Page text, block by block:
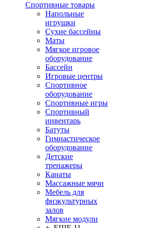
Спортивные товары
Напольные
игрушки
Сухие бассейны
Маты
Мягкое игровое
оборудование
Бассейн
Игровые центры
Спортивное
оборудование
Спортивные игры
Спортивный
инвентарь
Батуты
Гимнастическое
оборудование
Детские
тренажеры
Канаты
Массажные мячи
Мебель для
физкультурных
залов
Мягкие модули